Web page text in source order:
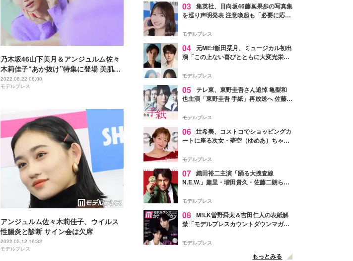
乃木坂46山下美月＆アンジュルム佐々
木莉佳子“あか抜け”特集に登場 美肌・
美髪も披露
2022.08.22 06:00
モデルプレス
アンジュルム佐々木莉佳子、ウイルス
性腸炎と診断 サイン会は欠席
2022.05.12 16:32
モデルプレス
03 集英社、日向坂46藤嶌果歩の写真集
を巡り声明発表 注意喚起も「必要に応じ
モデルプレス
04 元ME:I飯田栞月、ミュージカル初出
演「この上ない喜びとともに大変光栄」
ャスト発表
モデルプレス
05 テレ東、東野圭吾さん追悼 亀梨和
也主演「東野圭吾 手紙」再放送へ 佐藤隆
モデルプレス
06 辻希美、コストコでショッピングカ
ートに座る次女・夢空（ゆめあ）ちゃん
ぎ」「成長を感じる」の声
モデルプレス
07 織田裕二主演「踊る大捜査線
N.E.W.」趣里・増田貴久・佐藤二朗ら新
徴する“謎のキーワード”も
モデルプレス
08 M!LK曽野舜太＆吉田仁人の表紙解
禁「モデルプレスカウントダウンマガジ
モデルプレス
もっとみる